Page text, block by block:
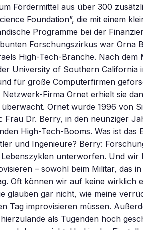
Fördermittel aus über 300
Foundation”, die mit einem
Programme bei der
Forschungszirkus war Orna
High-Tech-Branche. Nach dem
University of Southern California
für große Computerfirmen
Netzwerk-Firma Ornet erhielt sie
überwacht. Ornet wurde 1996 von
Frau Dr. Berry, in den neunziger
High-Tech-Booms. Was ist das
und Ingenieure? Berry:
unterworfen. Und wir
– sowohl beim Militär, das
Oft können wir auf keine wirklich
glauben gar nicht, wie meine
Tag improvisieren müssen.
als Tugenden hoch